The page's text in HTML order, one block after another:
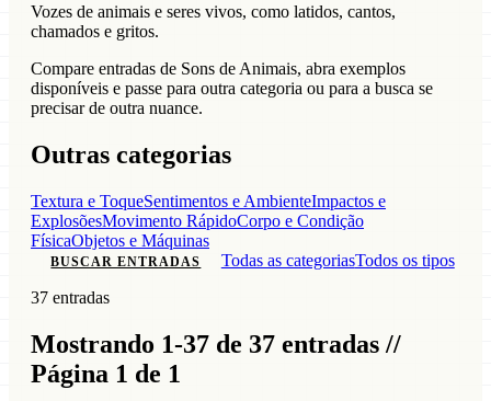
Vozes de animais e seres vivos, como latidos, cantos,
chamados e gritos.
Compare entradas de Sons de Animais, abra exemplos
disponíveis e passe para outra categoria ou para a busca se
precisar de outra nuance.
Outras categorias
Textura e ToqueSentimentos e AmbienteImpactos e
ExplosõesMovimento RápidoCorpo e Condição
FísicaObjetos e Máquinas
BUSCAR ENTRADAS Todas as categoriasTodos os tipos
37 entradas
Mostrando 1-37 de 37 entradas //
Página 1 de 1